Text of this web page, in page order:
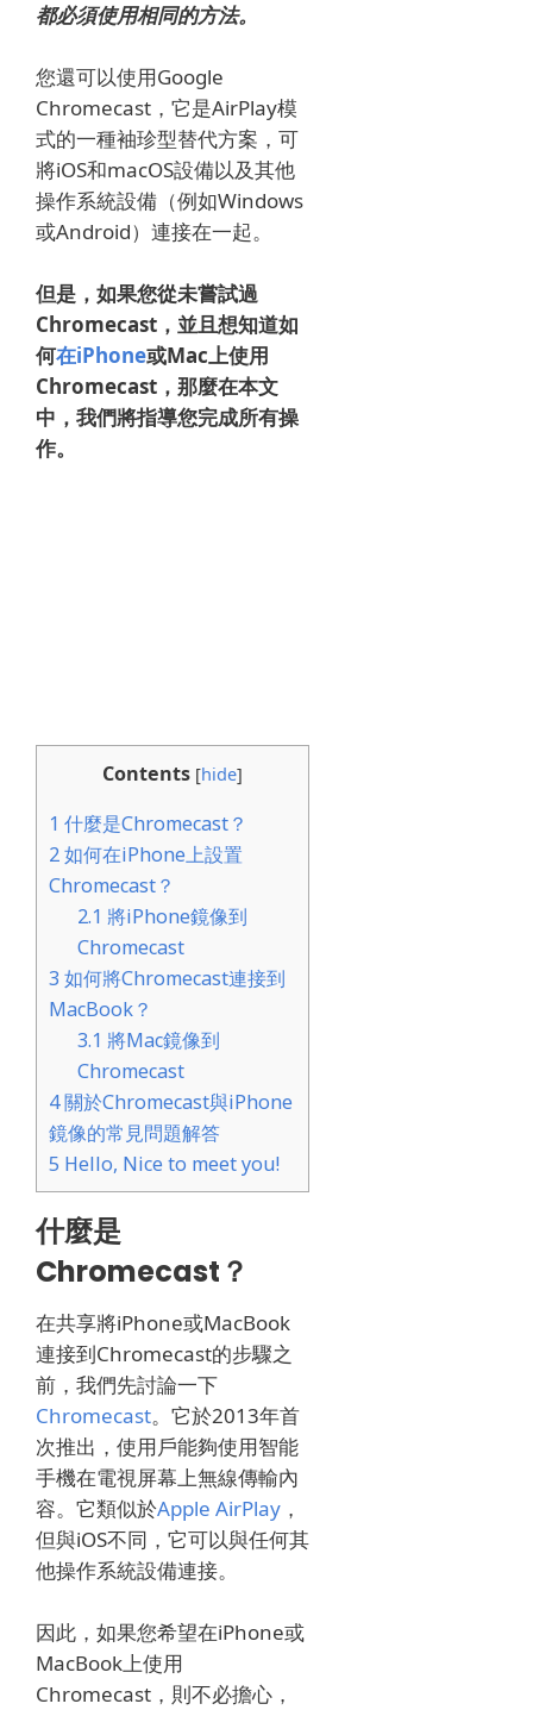
都必須使用相同的方法。
您還可以使用Google
Chromecast，它是AirPlay模
式的一種袖珍型替代方案，可
將iOS和macOS設備以及其他
操作系統設備（例如Windows
或Android）連接在一起。
但是，如果您從未嘗試過
Chromecast，並且想知道如
何在iPhone或Mac上使用
Chromecast ，那麼在本文
中，我們將指導您完成所有操
作。
Contents [hide]
1 什麼是Chromecast？
2如何在iPhone上設置
Chromecast？
2.1 將iPhone鏡像到
Chromecast
3 如何將Chromecast連接到
MacBook？
3.1 將Mac鏡像到
Chromecast
4關於Chromecast與iPhone
鏡像的常見問題解答
5 Hello, Nice to meet you!
什麼是
Chromecast？
在共享將iPhone或MacBook
連接到Chromecast的步驟之
前，我們先討論一下
Chromecast。 它於2013年首
次推出，使用戶能夠使用智能
手機在電視屏幕上無線傳輸內
容。 它類似於Apple AirPlay ，
但與iOS不同，它可以與任何其
他操作系統設備連接。
因此，如果您希望在iPhone或
MacBook上使用
Chromecast，則不必擔心，